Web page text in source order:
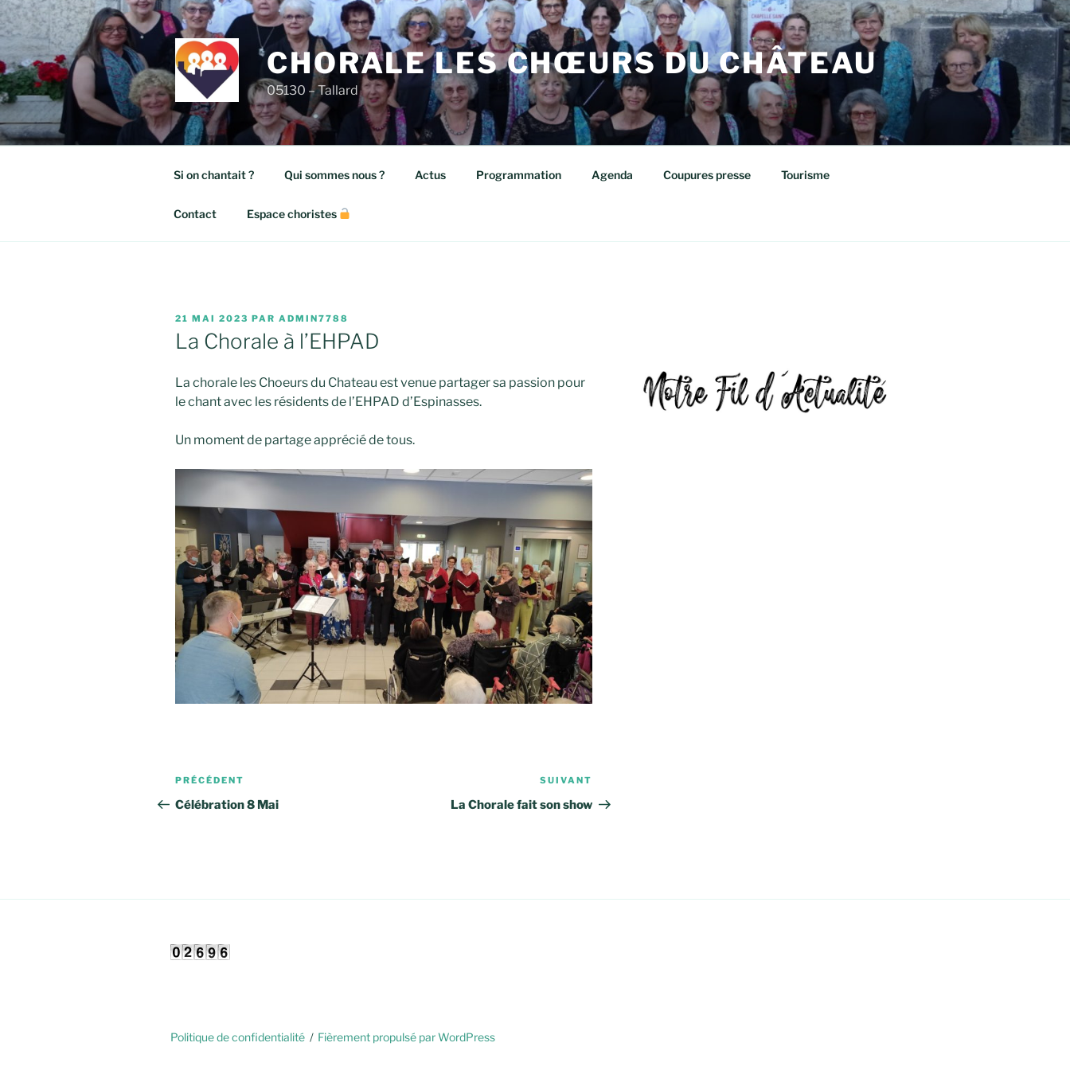
Aller
au
contenu
principal
CHORALE LES CHŒURS DU CHÂTEAU
05130 – Tallard
Si on chantait ? Qui sommes nous ? Actus Programmation Agenda Coupures presse Tourisme
Contact Espace choristes
PUBLIÉ
LE
21 MAI 2023 PAR ADMIN7788
La Chorale à l’EHPAD
La chorale les Choeurs du Chateau est venue partager sa passion pour
le chant avec les résidents de l’EHPAD d’Espinasses.
Un moment de partage apprécié de tous.
Navigation
de
Article
précédent
PRÉCÉDENT
Célébration 8 Mai
suivant
SUIVANT
La Chorale fait son show
Politique de confidentialité Fièrement propulsé par WordPress